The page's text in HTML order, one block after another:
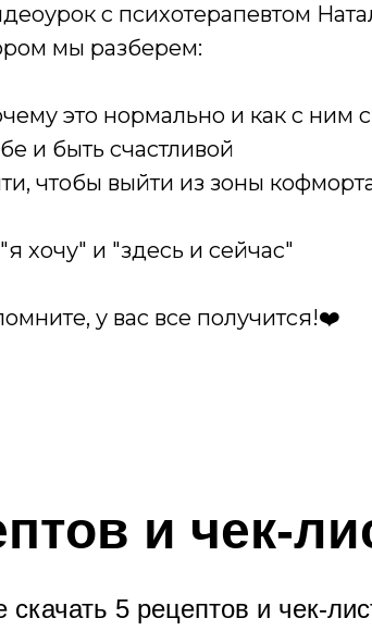
с психотерапевтом
мы разберем:
это нормально и как с ним
и быть счастливой
чтобы выйти из зоны
хочу" и "здесь и сейчас"
у вас все получится!❤️
и чек-
5 рецептов и чек-